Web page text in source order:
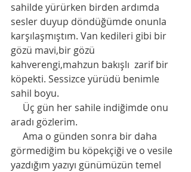
sahilde yürürken birden ardımda
sesler duyup döndüğümde onunla
karşılaşmıştım. Van kedileri gibi bir
gözü mavi,bir gözü
kahverengi,mahzun bakışlı  zarif bir
köpekti. Sessizce yürüdü benimle
sahil boyu.
aradı gözlerim.
görmediğim bu köpekçiği ve o vesile
yazdığım yazıyı günümüzün temel